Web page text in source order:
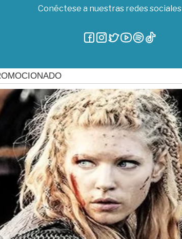
Conéctese a nuestras redes sociales